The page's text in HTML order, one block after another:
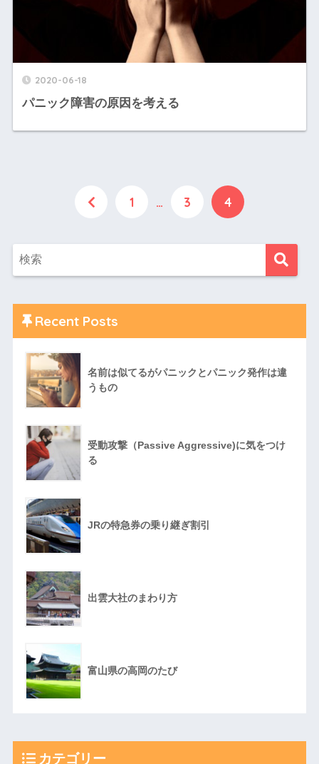
2020-06-18
パニック障害の原因を考える
1 … 3 4
Recent Posts
名前は似てるがパニックとパニック発作は違
うもの
受動攻撃（Passive Aggressive)に気をつけ
る
JRの特急券の乗り継ぎ割引
出雲大社のまわり方
富山県の高岡のたび
カテゴリー